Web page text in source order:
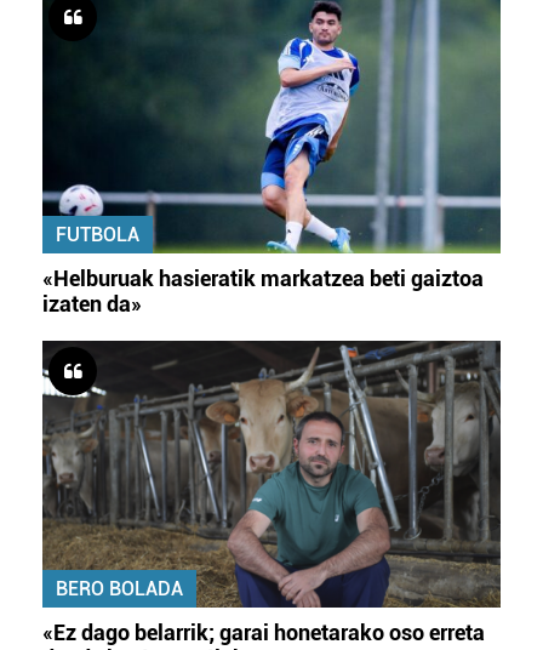
FUTBOLA
«Helburuak hasieratik markatzea beti gaiztoa
izaten da»
BERO BOLADA
«Ez dago belarrik; garai honetarako oso erreta